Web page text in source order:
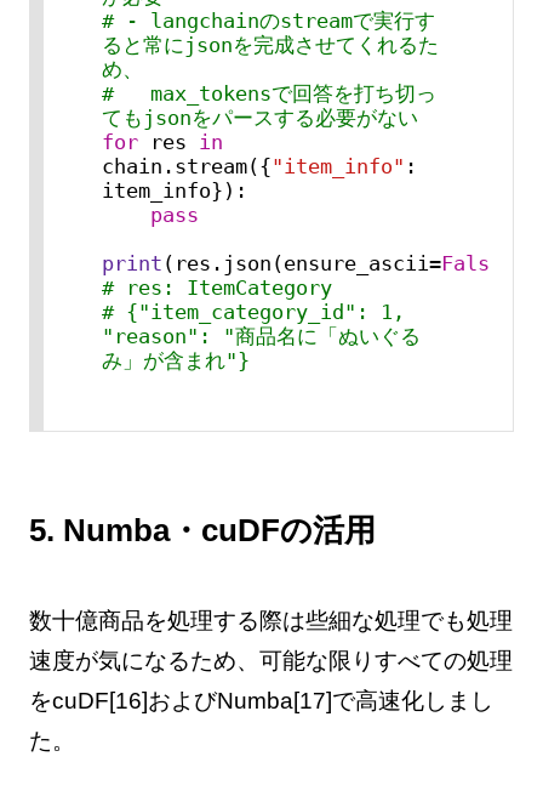
# - langchainのstreamで実行す
ると常にjsonを完成させてくれるた
め、
#   max_tokensで回答を打ち切っ
てもjsonをパースする必要がない
for res
in
chain.stream({"item_info" :
item_info}):
pass
print (res.json(ensure_ascii=False
# res: ItemCategory
# {"item_category_id": 1,
"reason": "商品名に「ぬいぐる
み」が含まれ"}
5. Numba・cuDFの活用
数十億商品を処理する際は些細な処理でも処理
速度が気になるため、可能な限りすべての処理
をcuDF[16]およびNumba[17]で高速化しまし
た。